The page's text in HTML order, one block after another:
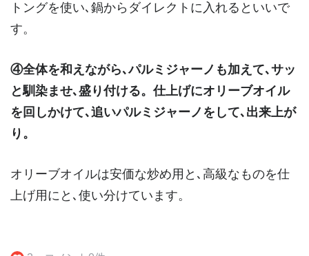
トングを使い､鍋からダイレクトに入れるといいで
す。
④全体を和えながら､パルミジャーノも加えて､サッ
と馴染ませ､盛り付ける。仕上げにオリーブオイル
を回しかけて､追いパルミジャーノをして､出来上が
り。
オリーブオイルは安価な炒め用と､高級なものを仕
上げ用にと､使い分けています。